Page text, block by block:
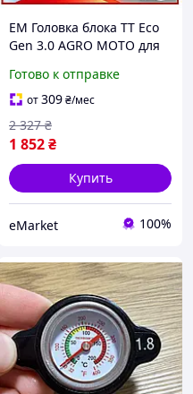
EM Головка блока TT Eco
Gen 3.0 AGRO MOTO для
P70F голая запчасть для
двигателя MAR_K
Готово к отправке
от309₴/мес
1 852₴
2 327 ₴
Купить
eMarket 100%